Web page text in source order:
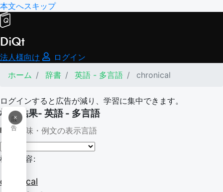
本文へスキップ
DiQt
法人様向け
ログイン
ホーム
辞書 英語 - 多言語 chronical
ログインすると広告が減り、学習に集中できます。
×
広
告
検索結果- 英語 - 多言語
意味・例文の表示言語
検索内容:
chronical